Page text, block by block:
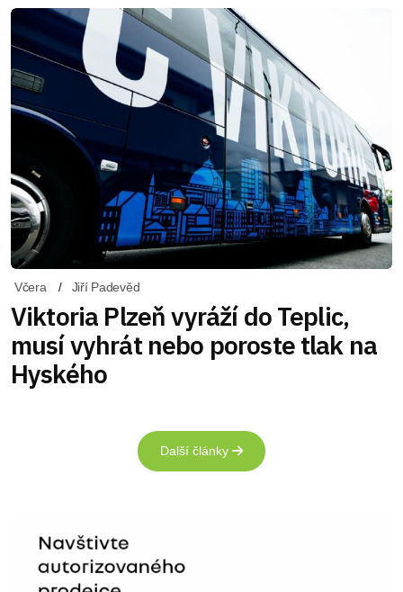
Včera Jiří Padevěd
Viktoria Plzeň vyráží do Teplic,
musí vyhrát nebo poroste tlak na
Hyského
Další články